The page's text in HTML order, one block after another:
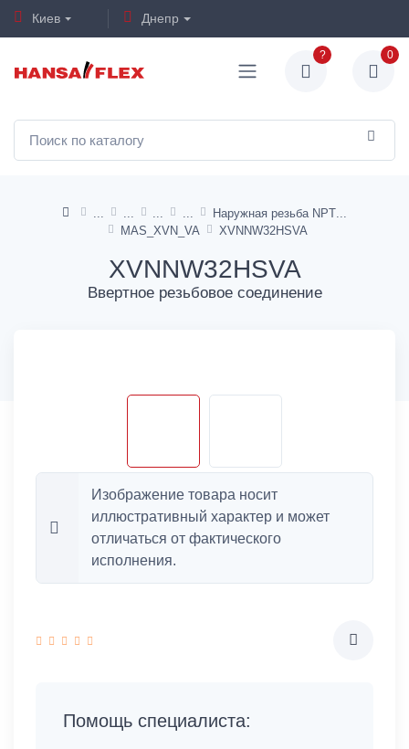
Киев Днепр
? 0
Наружная резьба NPT
MAS_XVN_VA
XVNNW32HSVA
XVNNW32HSVA
Ввертное резьбовое соединение
Изображение товара носит
иллюстративный характер и может
отличаться от фактического
исполнения.
Помощь специалиста: